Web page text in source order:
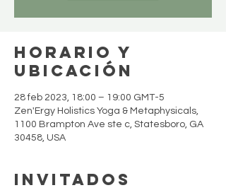
Horario y
ubicación
28 feb 2023, 18:00 – 19:00 GMT-5
Zen'Ergy Holistics Yoga & Metaphysicals,
1100 Brampton Ave ste c, Statesboro, GA
30458, USA
Invitados